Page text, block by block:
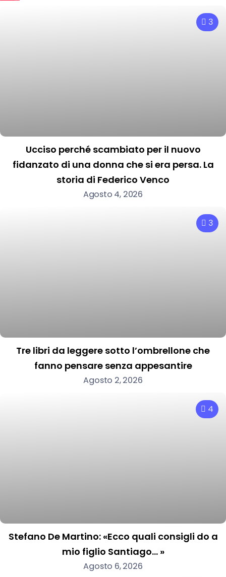
3
Ucciso perché scambiato per il nuovo
fidanzato di una donna che si era persa. La
storia di Federico Venco
Agosto 4, 2026
3
Tre libri da leggere sotto l’ombrellone che
fanno pensare senza appesantire
Agosto 2, 2026
4
Stefano De Martino: «Ecco quali consigli do a
mio figlio Santiago… »
Agosto 6, 2026